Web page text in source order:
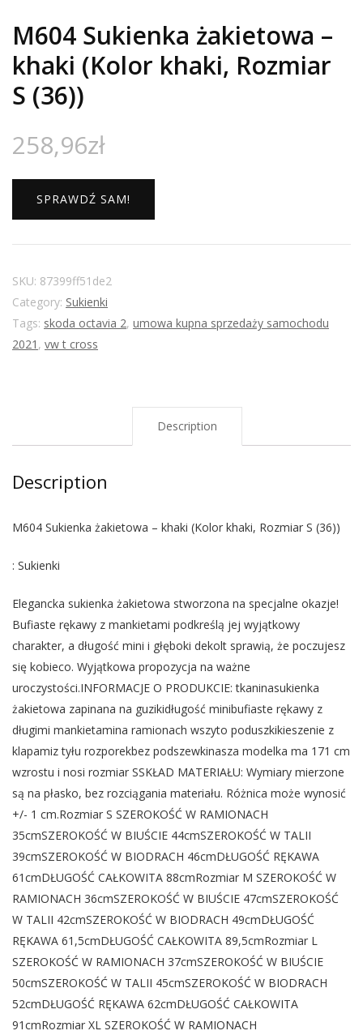
M604 Sukienka żakietowa –
khaki (Kolor khaki, Rozmiar
S (36))
258,96zł
SPRAWDŹ SAM!
SKU: 87399ff51de2
Category: Sukienki
Tags: skoda octavia 2, umowa kupna sprzedaży samochodu
2021 , vw t cross
Description
Description
M604 Sukienka żakietowa – khaki (Kolor khaki, Rozmiar S (36))
: Sukienki
Elegancka sukienka żakietowa stworzona na specjalne okazje!
Bufiaste rękawy z mankietami podkreślą jej wyjątkowy
charakter, a długość mini i głęboki dekolt sprawią, że poczujesz
się kobieco. Wyjątkowa propozycja na ważne
uroczystości.INFORMACJE O PRODUKCIE: tkaninasukienka
żakietowa zapinana na guzikidługość minibufiaste rękawy z
długimi mankietamina ramionach wszyto poduszkikieszenie z
klapamiz tyłu rozporekbez podszewkinasza modelka ma 171 cm
wzrostu i nosi rozmiar SSKŁAD MATERIAŁU: Wymiary mierzone
są na płasko, bez rozciągania materiału. Różnica może wynosić
+/- 1 cm.Rozmiar S SZEROKOŚĆ W RAMIONACH
35cmSZEROKOŚĆ W BIUŚCIE 44cmSZEROKOŚĆ W TALII
39cmSZEROKOŚĆ W BIODRACH 46cmDŁUGOŚĆ RĘKAWA
61cmDŁUGOŚĆ CAŁKOWITA 88cmRozmiar M SZEROKOŚĆ W
RAMIONACH 36cmSZEROKOŚĆ W BIUŚCIE 47cmSZEROKOŚĆ
W TALII 42cmSZEROKOŚĆ W BIODRACH 49cmDŁUGOŚĆ
RĘKAWA 61,5cmDŁUGOŚĆ CAŁKOWITA 89,5cmRozmiar L
SZEROKOŚĆ W RAMIONACH 37cmSZEROKOŚĆ W BIUŚCIE
50cmSZEROKOŚĆ W TALII 45cmSZEROKOŚĆ W BIODRACH
52cmDŁUGOŚĆ RĘKAWA 62cmDŁUGOŚĆ CAŁKOWITA
91cmRozmiar XL SZEROKOŚĆ W RAMIONACH